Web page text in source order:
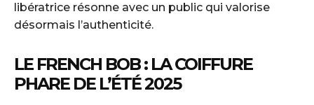
libératrice résonne avec un public qui valorise
désormais l’authenticité.
LE FRENCH BOB : LA COIFFURE
PHARE DE L’ÉTÉ 2025